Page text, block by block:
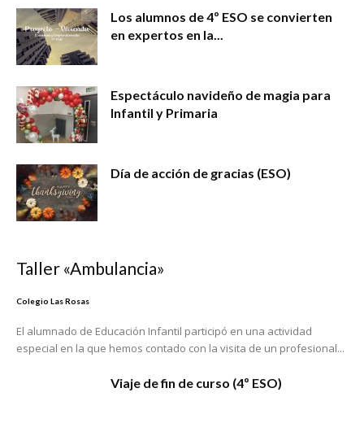
Los alumnos de 4º ESO se convierten
en expertos en la...
Espectáculo navideño de magia para
Infantil y Primaria
Día de acción de gracias (ESO)
Taller «Ambulancia»
Colegio Las Rosas
El alumnado de Educación Infantil participó en una actividad
especial en la que hemos contado con la visita de un profesional...
Viaje de fin de curso (4º ESO)